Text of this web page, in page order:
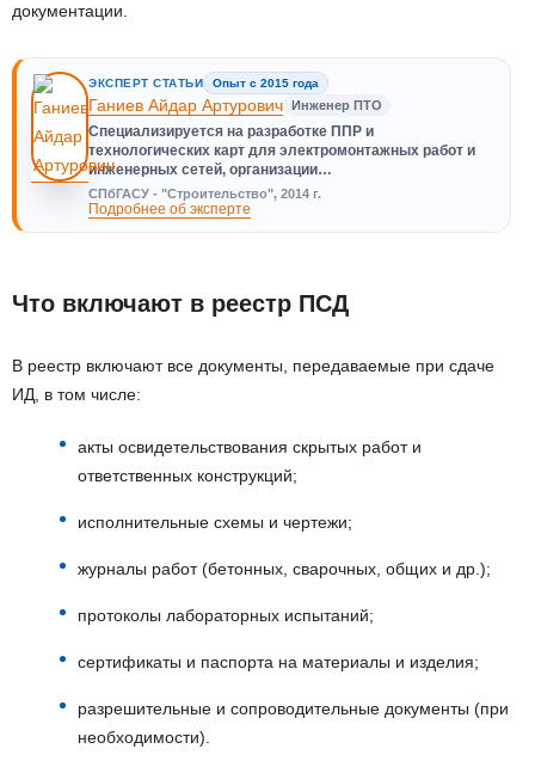
документации.
ЭКСПЕРТ СТАТЬИ Опыт с 2015 года
Ганиев Айдар Артурович
Инженер ПТО
Специализируется на разработке ППР и
технологических карт для электромонтажных работ и
инженерных сетей, организации…
СПбГАСУ - "Строительство", 2014 г.
Подробнее об эксперте
Что включают в реестр ПСД
В реестр включают все документы, передаваемые при сдаче
ИД, в том числе:
акты освидетельствования скрытых работ и
ответственных конструкций;
исполнительные схемы и чертежи;
журналы работ (бетонных, сварочных, общих и др.);
протоколы лабораторных испытаний;
сертификаты и паспорта на материалы и изделия;
разрешительные и сопроводительные документы (при
необходимости).